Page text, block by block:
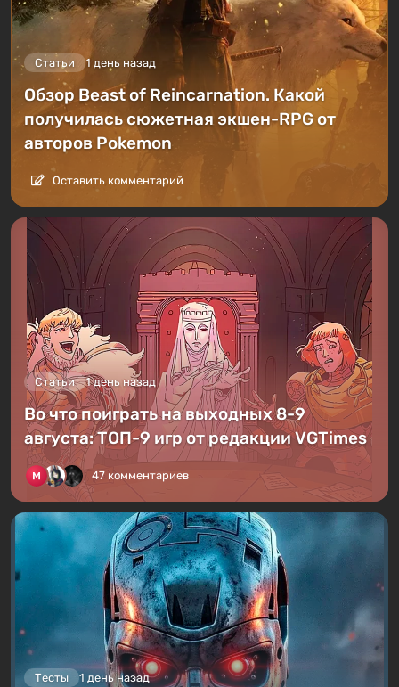
Статьи 1 день назад
Обзор Beast of Reincarnation. Какой
получилась сюжетная экшен-RPG от
авторов Pokemon
Оставить комментарий
Статьи 1 день назад
Во что поиграть на выходных 8-9
августа: ТОП-9 игр от редакции VGTimes
47 комментариев
Тесты 1 день назад